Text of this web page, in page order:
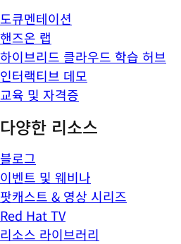
도큐멘테이션
핸즈온 랩
하이브리드 클라우드 학습 허브
인터랙티브 데모
교육 및 자격증
다양한 리소스
블로그
이벤트 및 웨비나
팟캐스트 & 영상 시리즈
Red Hat TV
리소스 라이브러리